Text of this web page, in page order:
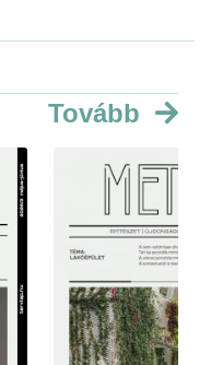
Tovább